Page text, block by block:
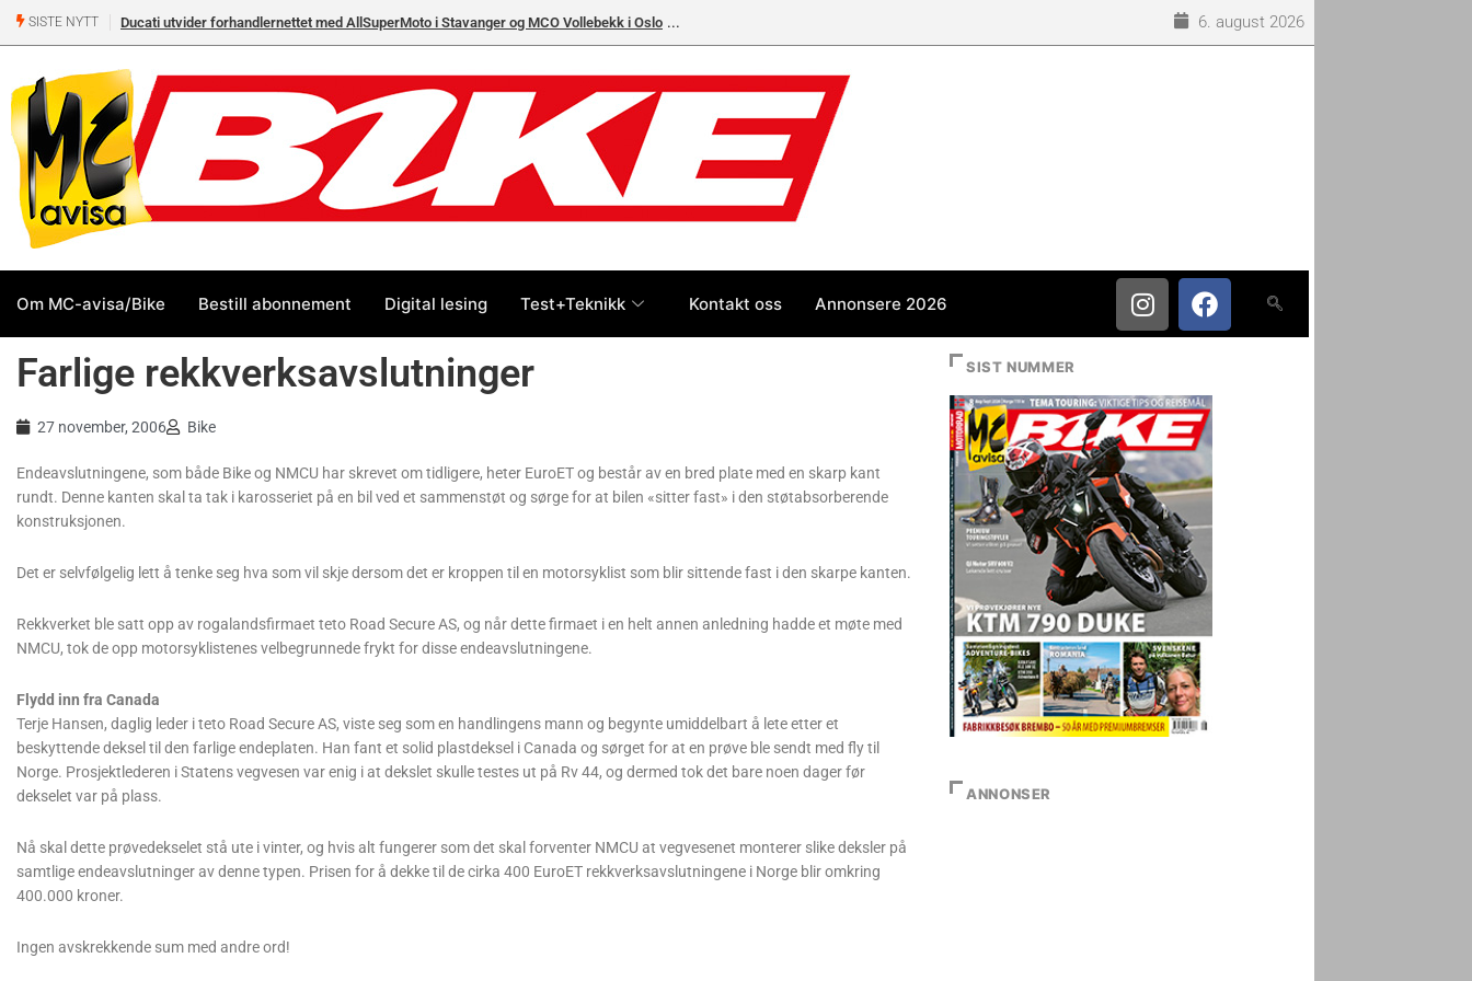
SISTE NYTT Ducati utvider forhandlernettet med AllSuperMoto i Stavanger og MCO Vollebekk i Oslo 6. august 2026
Om MC-avisa/Bike Bestill abonnement Digital lesing Test+Teknikk Kontakt oss Annonsere 2026
Farlige rekkverksavslutninger
27 november, 2006 Bike
Endeavslutningene, som både Bike og NMCU har skrevet om tidligere, heter EuroET og består av en bred plate med en skarp kant
rundt. Denne kanten skal ta tak i karosseriet på en bil ved et sammenstøt og sørge for at bilen «sitter fast» i den støtabsorberende
konstruksjonen.
Det er selvfølgelig lett å tenke seg hva som vil skje dersom det er kroppen til en motorsyklist som blir sittende fast i den skarpe kanten.
Rekkverket ble satt opp av rogalandsfirmaet teto Road Secure AS, og når dette firmaet i en helt annen anledning hadde et møte med
NMCU, tok de opp motorsyklistenes velbegrunnede frykt for disse endeavslutningene.
Flydd inn fra Canada
Terje Hansen, daglig leder i teto Road Secure AS, viste seg som en handlingens mann og begynte umiddelbart å lete etter et
beskyttende deksel til den farlige endeplaten. Han fant et solid plastdeksel i Canada og sørget for at en prøve ble sendt med fly til
Norge. Prosjektlederen i Statens vegvesen var enig i at dekslet skulle testes ut på Rv 44, og dermed tok det bare noen dager før
dekselet var på plass.
Nå skal dette prøvedekselet stå ute i vinter, og hvis alt fungerer som det skal forventer NMCU at vegvesenet monterer slike deksler på
samtlige endeavslutninger av denne typen. Prisen for å dekke til de cirka 400 EuroET rekkverksavslutningene i Norge blir omkring
400.000 kroner.
Ingen avskrekkende sum med andre ord!
SIST NUMMER
ANNONSER